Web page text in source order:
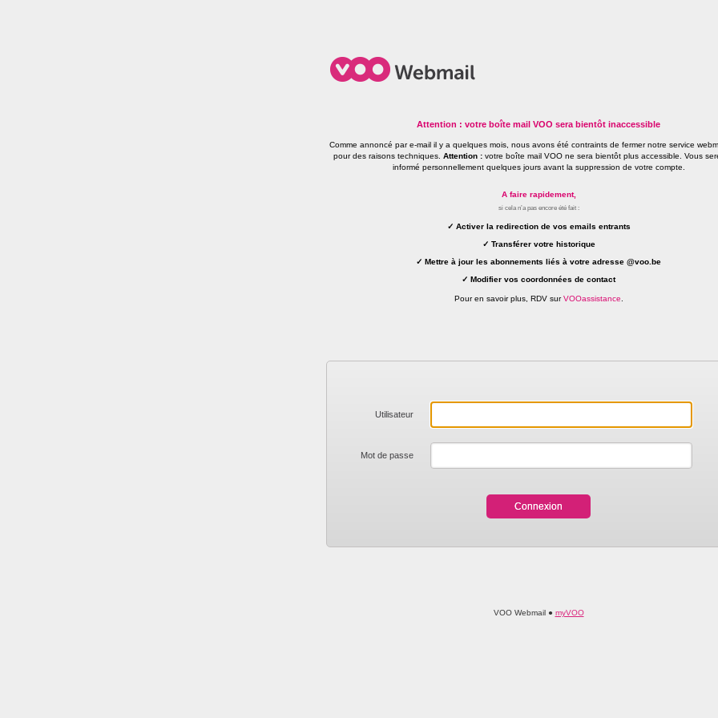
Attention : votre boîte mail VOO sera bientôt inaccessible
Comme annoncé par e-mail il y a quelques mois, nous avons été contraints de fermer notre service
pour des raisons techniques. Attention :votre boîte mail VOO ne sera bientôt plus accessible. Vous
informé personnellement quelques jours avant la suppression de votre compte.
A faire rapidement,
si cela n’a pas encore été fait :
Activer la redirection de vos emails entrants
Transférer votre historique
Mettre à jour les abonnements liés à votre adresse @voo.be
Modifier vos coordonnées de contact
Pour en savoir plus, RDV surVOOassistance
Utilisateur
Mot de passe
VOO Webmail ● myVOO